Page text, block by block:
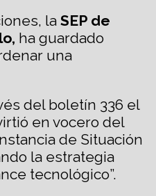
la SEP de
ha guardado
una
del boletín 336 el
en vocero del
de Situación
la estrategia
tecnológico”.